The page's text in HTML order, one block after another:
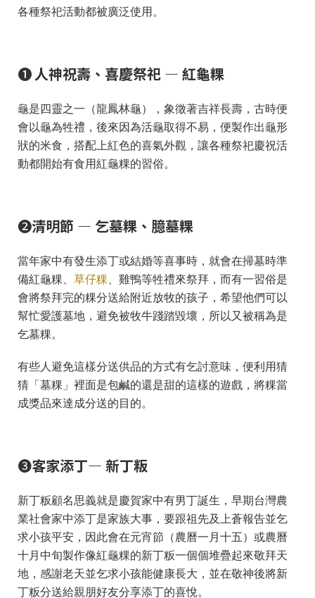
各種祭祀活動都被廣泛使用。
❶人神祝壽、喜慶祭祀 — 紅龜粿
龜是四靈之一（龍鳳林龜），象徵著吉祥長壽，古時便
會以龜為牲禮，後來因為活龜取得不易，便製作出龜形
狀的米食，搭配上紅色的喜氣外觀，讓各種祭祀慶祝活
動都開始有食用紅龜粿的習俗。
❷清明節 — 乞墓粿、臆墓粿
當年家中有發生添丁或結婚等喜事時，就會在掃墓時準
備紅龜粿、 草仔粿 、雞鴨等牲禮來祭拜，而有一習俗是
會將祭拜完的粿分送給附近放牧的孩子，希望他們可以
幫忙愛護墓地，避免被牧牛踐踏毀壞，所以又被稱為是
乞墓粿。
有些人避免這樣分送供品的方式有乞討意味，便利用猜
猜「墓粿」裡面是包鹹的還是甜的這樣的遊戲，將粿當
成獎品來達成分送的目的。
❸客家添丁— 新丁粄
新丁粄顧名思義就是慶賀家中有男丁誕生，早期台灣農
業社會家中添丁是家族大事，要跟祖先及上蒼報告並乞
求小孩平安，因此會在元宵節（農曆一月十五）或農曆
十月中旬製作像紅龜粿的新丁粄一個個堆疊起來敬拜天
地，感謝老天並乞求小孩能健康長大，並在敬神後將新
丁粄分送給親朋好友分享添丁的喜悅。